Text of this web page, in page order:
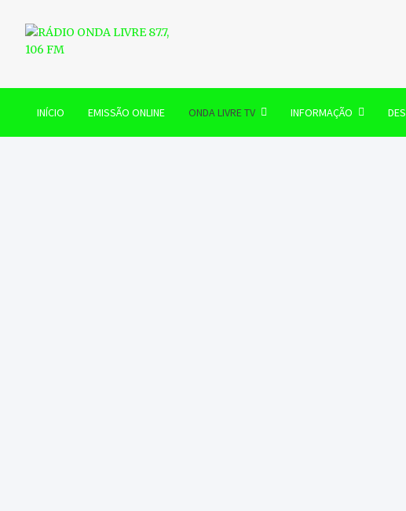
content
RÁDIO ONDA LIVRE 87.7, 106
INÍCIO EMISSÃO ONLINE ONDA LIVRE TV INFORMAÇÃO